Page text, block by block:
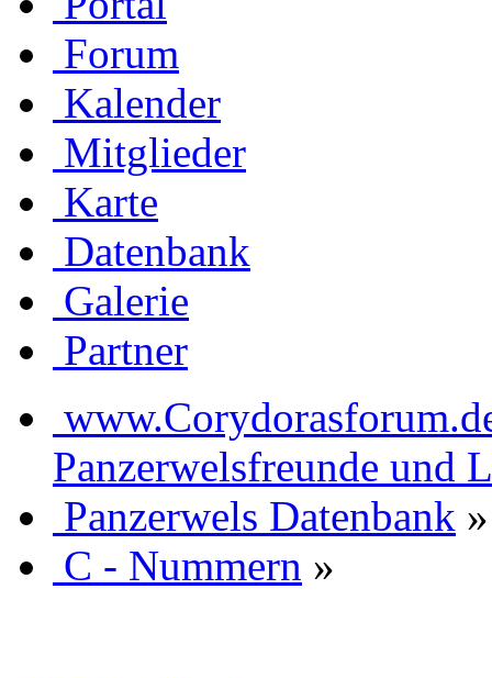
Forum
Kalender
Mitglieder
Karte
Datenbank
Galerie
Partner
Panzerwelsfreunde und
Panzerwels Datenbank »
C - Nummern »